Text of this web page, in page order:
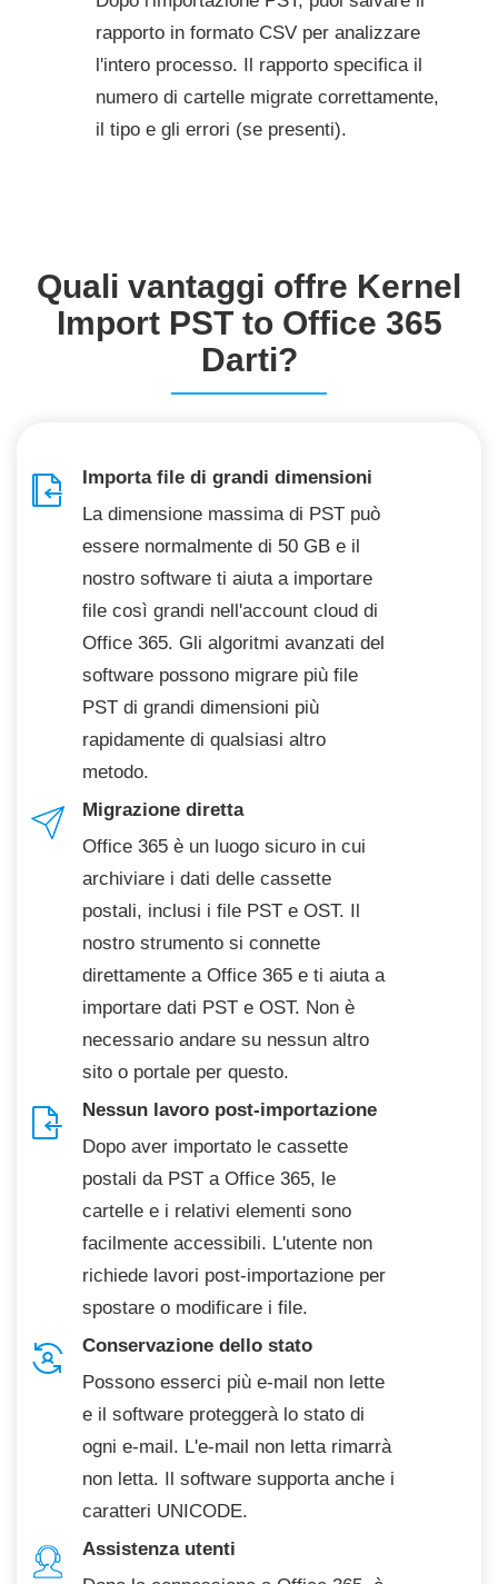
rapporto in formato CSV per analizzare
l'intero processo. Il rapporto specifica il
numero di cartelle migrate correttamente,
il tipo e gli errori (se presenti).
Quali vantaggi offre Kernel
Import PST to Office 365
Darti?
Importa file di grandi dimensioni
La dimensione massima di PST può
essere normalmente di 50 GB e il
nostro software ti aiuta a importare
file così grandi nell'account cloud di
Office 365. Gli algoritmi avanzati del
software possono migrare più file
PST di grandi dimensioni più
rapidamente di qualsiasi altro
metodo.
Migrazione diretta
Office 365 è un luogo sicuro in cui
archiviare i dati delle cassette
postali, inclusi i file PST e OST. Il
nostro strumento si connette
direttamente a Office 365 e ti aiuta a
importare dati PST e OST. Non è
necessario andare su nessun altro
sito o portale per questo.
Nessun lavoro post-importazione
Dopo aver importato le cassette
postali da PST a Office 365, le
cartelle e i relativi elementi sono
facilmente accessibili. L'utente non
richiede lavori post-importazione per
spostare o modificare i file.
Conservazione dello stato
Possono esserci più e-mail non lette
e il software proteggerà lo stato di
ogni e-mail. L'e-mail non letta rimarrà
non letta. Il software supporta anche i
caratteri UNICODE.
Assistenza utenti